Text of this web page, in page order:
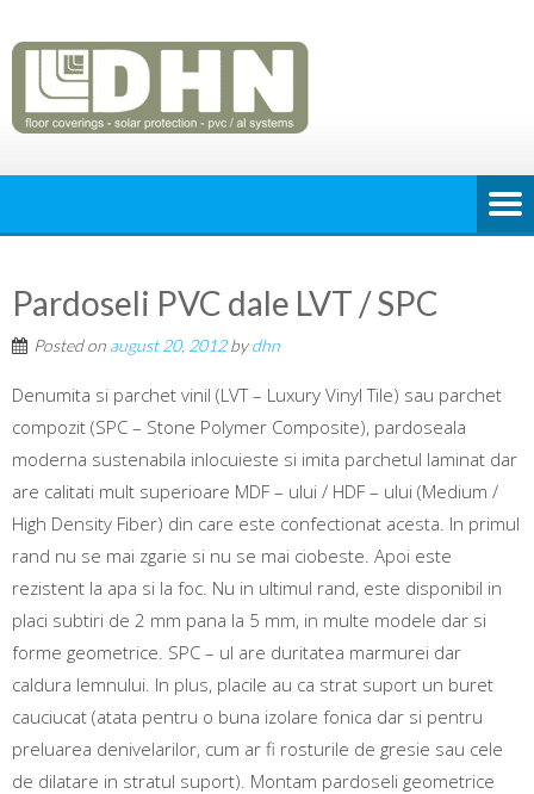
Pardoseli PVC dale LVT / SPC
Posted on august 20, 2012bydhn
Denumita si parchet vinil (LVT – Luxury Vinyl Tile) sau parchet
compozit (SPC – Stone Polymer Composite), pardoseala
moderna sustenabila inlocuieste si imita parchetul laminat dar
are calitati mult superioare MDF – ului / HDF – ului (Medium /
High Density Fiber) din care este confectionat acesta. In primul
rand nu se mai zgarie si nu se mai ciobeste. Apoi este
rezistent la apa si la foc. Nu in ultimul rand, este disponibil in
placi subtiri de 2 mm pana la 5 mm, in multe modele dar si
forme geometrice. SPC – ul are duritatea marmurei dar
caldura lemnului. In plus, placile au ca strat suport un buret
cauciucat (atata pentru o buna izolare fonica dar si pentru
preluarea denivelarilor, cum ar fi rosturile de gresie sau cele
de dilatare in stratul suport). Montam pardoseli geometrice